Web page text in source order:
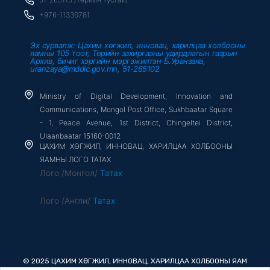
f
+976-11330781
Эх сурвалж: Цахим хөгжил, инновац, харилцаа холбооны
яамны 105 тоот, Төрийн захиргааны удирдлагын газрын
Архив, бичиг хэргийн мэргэжилтэн Б.Уранзаяа,
uranzaya@mddic.gov.mn, 51-265102
Ministry of Digital Development, Innovation and
Communications, Mongol Post Office, Sukhbaatar Square
- 1, Peace Avenue, 1st District, Chingeltei District,
Ulaanbaatar 15160-0012
ЦАХИМ ХӨГЖИЛ, ИННОВАЦ, ХАРИЛЦАА ХОЛБООНЫ
ЯАМНЫ ЛОГО ТАТАХ
Лого /Монгол/ Татах
Лого /Англи/ Татах
© 2025 ЦАХИМ ХӨГЖИЛ, ИННОВАЦ, ХАРИЛЦАА ХОЛБООНЫ ЯАМ